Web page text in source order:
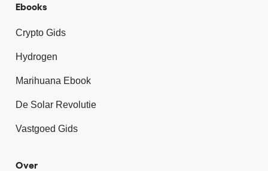
Ebooks
Crypto Gids
Hydrogen
Marihuana Ebook
De Solar Revolutie
Vastgoed Gids
Over